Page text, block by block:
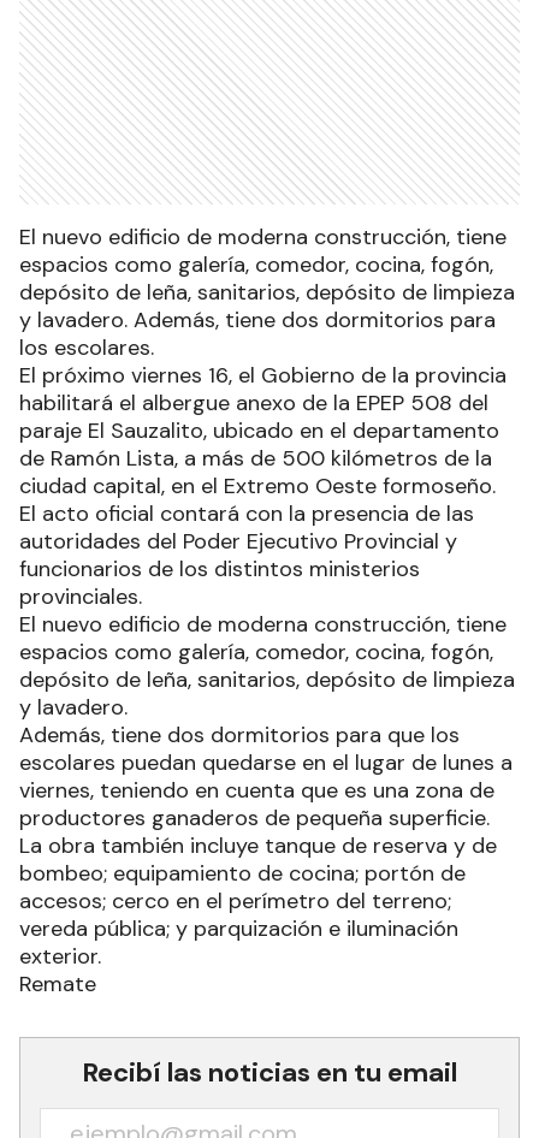
El nuevo edificio de moderna construcción, tiene
espacios como galería, comedor, cocina, fogón,
depósito de leña, sanitarios, depósito de limpieza
y lavadero. Además, tiene dos dormitorios para
los escolares.
El próximo viernes 16, el Gobierno de la provincia
habilitará el albergue anexo de la EPEP 508 del
paraje El Sauzalito, ubicado en el departamento
de Ramón Lista, a más de 500 kilómetros de la
ciudad capital, en el Extremo Oeste formoseño.
El acto oficial contará con la presencia de las
autoridades del Poder Ejecutivo Provincial y
funcionarios de los distintos ministerios
provinciales.
El nuevo edificio de moderna construcción, tiene
espacios como galería, comedor, cocina, fogón,
depósito de leña, sanitarios, depósito de limpieza
y lavadero.
Además, tiene dos dormitorios para que los
escolares puedan quedarse en el lugar de lunes a
viernes, teniendo en cuenta que es una zona de
productores ganaderos de pequeña superficie.
La obra también incluye tanque de reserva y de
bombeo; equipamiento de cocina; portón de
accesos; cerco en el perímetro del terreno;
vereda pública; y parquización e iluminación
exterior.
Remate
Recibí las noticias en tu email